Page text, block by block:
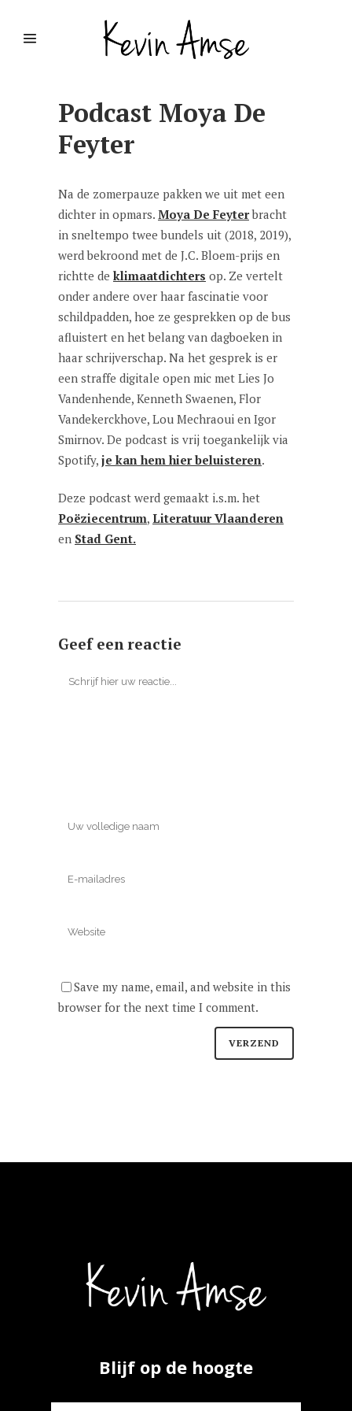
Podcast Moya De
Feyter
Na de zomerpauze pakken we uit met een
dichter in opmars. Moya De Feyterbracht
in sneltempo twee bundels uit (2018, 2019),
werd bekroond met de J.C. Bloem-prijs en
richtte de klimaatdichters op. Ze vertelt
onder andere over haar fascinatie voor
schildpadden, hoe ze gesprekken op de bus
afluistert en het belang van dagboeken in
haar schrijverschap. Na het gesprek is er
een straffe digitale open mic met Lies Jo
Vandenhende, Kenneth Swaenen, Flor
Vandekerckhove, Lou Mechraoui en Igor
Smirnov. De podcast is vrij toegankelijk via
Spotify, je kan hem hier beluisteren.
Deze podcast werd gemaakt i.s.m. het
Poëziecentrum, Literatuur Vlaanderen
en Stad Gent.
Geef een reactie
Save my name, email, and website in this
browser for the next time I comment.
Blijf op de hoogte